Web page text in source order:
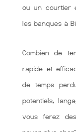
ou un courtier
les banques à
Combien de
rapide et
de temps
potentiels,
vous ferez